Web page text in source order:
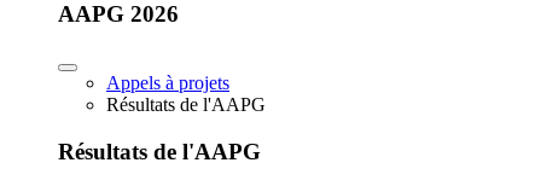
AAPG 2026
Appels à projets
Résultats de l'AAPG
Résultats de l'AAPG